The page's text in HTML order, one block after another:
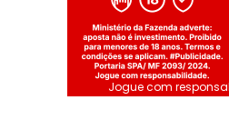
Jogue com